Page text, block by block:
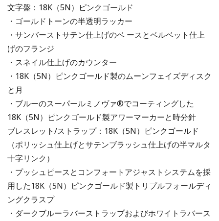
文字盤：18K（5N）ピンクゴールド
・ゴールドトーンの半透明ラッカー
・サンバーストサテン仕上げのベ ースとベルベット仕上
げのフランジ
・スネイル仕上げのカウンター
・18K（5N）ピンクゴールド製のムーンフェイズディスク
と月
・ブルーのスーパールミノヴァ®でコーティングした
18K（5N）ピンクゴールド製アワーマーカーと時分針
ブレスレット/ストラップ：18K（5N）ピンクゴールド
（ポリッシュ仕上げとサテンブラッシュ仕上げの半マルタ
十字リンク）
・プッシュピースとコンフォートアジャストシステムを採
用した18K（5N）ピンクゴールド製トリプルフォールディ
ングクラスプ
・ダークブルーラバーストラップおよびホワイトラバース